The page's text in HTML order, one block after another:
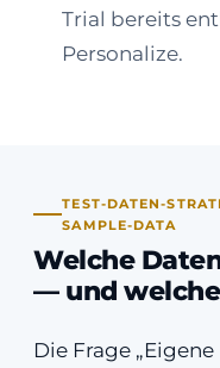
Trial bereits
Personalize.
TEST-DATEN-
SAMPLE-DATA
Welche
— und
Die Frage